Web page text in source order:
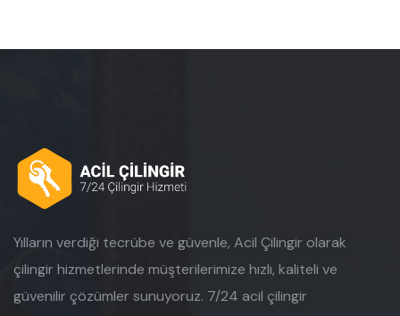
Yılların verdiği tecrübe ve güvenle, Acil Çilingir olarak
çilingir hizmetlerinde müşterilerimize hızlı, kaliteli ve
güvenilir çözümler sunuyoruz. 7/24 acil çilingir